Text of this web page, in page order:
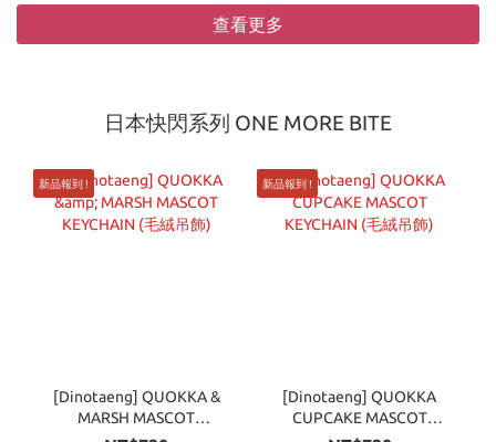
查看更多
日本快閃系列 ONE MORE BITE
新品報到 !
[Dinotaeng] QUOKKA &
MARSH MASCOT
KEYCHAIN (毛絨吊飾)
新品報到 !
[Dinotaeng] QUOKKA
CUPCAKE MASCOT
KEYCHAIN (毛絨吊飾)